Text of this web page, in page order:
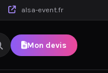
alsa-event.fr
Mon devis